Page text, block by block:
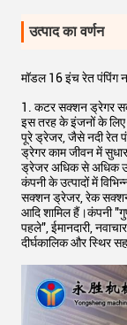
उत्पाद का वर्णन
मॉडल 16 इंच रेत पंपिंग
1. कटर सक्शन ड्रेगर
इस तरह के इंजनों के लिए
पूरे ड्रेजर, जैसे नदी रेत
ड्रेगर काम जीवन में
ड्रेजर अधिक से अधिक
कंपनी के उत्पादों में
सक्शन ड्रेजर, रेक
आदि शामिल हैं।कंपनी
पहले", ईमानदारी,
दीर्घकालिक और स्थिर